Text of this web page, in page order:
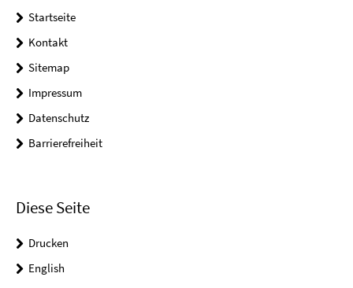
Startseite
Kontakt
Sitemap
Impressum
Datenschutz
Barrierefreiheit
Diese Seite
Drucken
English